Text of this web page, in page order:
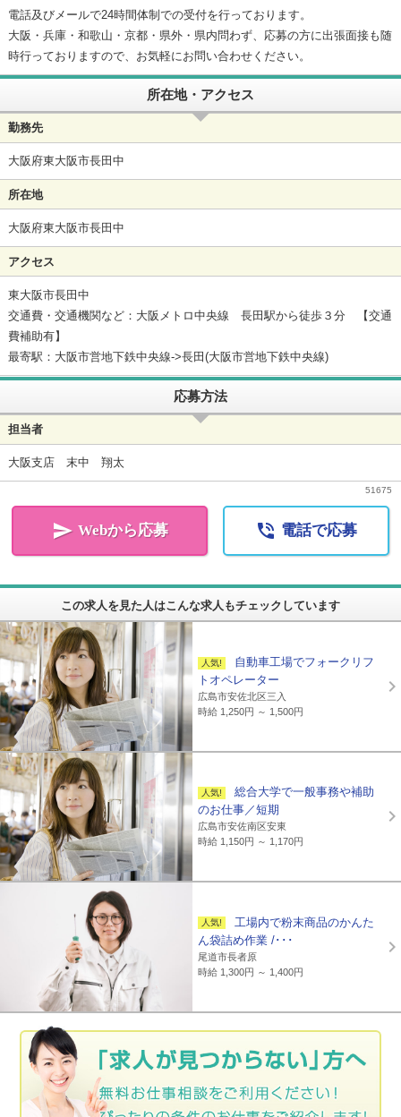
電話及びメールで24時間体制での受付を行っております。
大阪・兵庫・和歌山・京都・県外・県内問わず、応募の方に出張面接も随
時行っておりますので、お気軽にお問い合わせください。
所在地・アクセス
勤務先
大阪府東大阪市長田中
所在地
大阪府東大阪市長田中
アクセス
東大阪市長田中
交通費・交通機関など：大阪メトロ中央線 長田駅から徒歩３分 【交通
費補助有】
最寄駅：大阪市営地下鉄中央線->長田(大阪市営地下鉄中央線)
応募方法
担当者
大阪支店 末中 翔太
51675
 Webから応募  電話で応募
この求人を見た人はこんな求人もチェックしています
自動車工場でフォークリフ
トオペレーター
広島市安佐北区三入
時給 1,250円 ～ 1,500円
総合大学で一般事務や補助
のお仕事／短期
広島市安佐南区安東
時給 1,150円 ～ 1,170円
工場内で粉末商品のかんた
ん袋詰め作業 /･･･
尾道市長者原
時給 1,300円 ～ 1,400円